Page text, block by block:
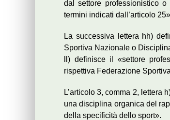
dal settore professionistico o
termini indicati dall’articolo
La successiva lettera hh)
Sportiva Nazionale o
ll) definisce il «settore
rispettiva Federazione
L’articolo 3, comma 2, lettera
una disciplina organica del
della specificità dello sport».